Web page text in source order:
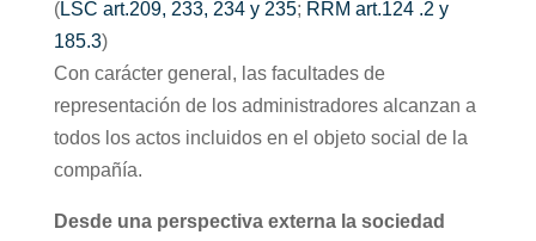
(LSC art.209, 233, 234 y 235; RRM art.124 .2 y
185.3)
Con carácter general, las facultades de
representación de los administradores alcanzan a
todos los actos incluidos en el objeto social de la
compañía.
Desde una perspectiva externa la sociedad